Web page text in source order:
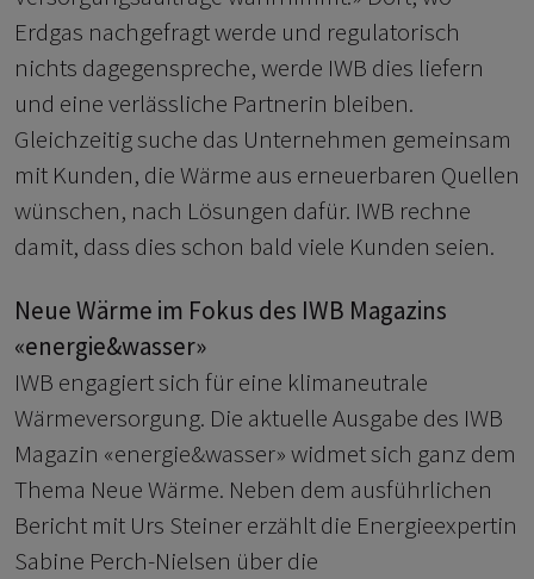
Erdgas nachgefragt werde und regulatorisch
nichts dagegenspreche, werde IWB dies liefern
und eine verlässliche Partnerin bleiben.
Gleichzeitig suche das Unternehmen gemeinsam
mit Kunden, die Wärme aus erneuerbaren Quellen
wünschen, nach Lösungen dafür. IWB rechne
damit, dass dies schon bald viele Kunden seien.
Neue Wärme im Fokus des IWB Magazins
«energie&wasser»
IWB engagiert sich für eine klimaneutrale
Wärmeversorgung. Die aktuelle Ausgabe des IWB
Magazin «energie&wasser» widmet sich ganz dem
Thema Neue Wärme. Neben dem ausführlichen
Bericht mit Urs Steiner erzählt die Energieexpertin
Sabine Perch-Nielsen über die